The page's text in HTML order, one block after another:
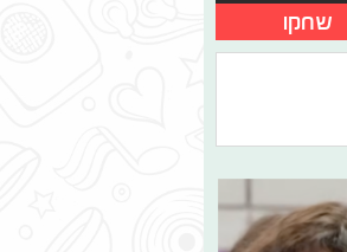
שחקו